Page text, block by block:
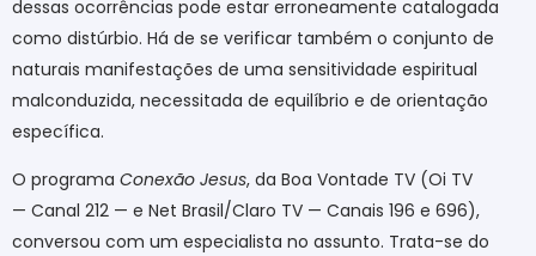
dessas ocorrências pode estar erroneamente catalogada
como distúrbio. Há de se verificar também o conjunto de
naturais manifestações de uma sensitividade espiritual
malconduzida, necessitada de equilíbrio e de orientação
específica.
O programa Conexão Jesus, da Boa Vontade TV (Oi TV
— Canal 212 — e Net Brasil/Claro TV — Canais 196 e 696),
conversou com um especialista no assunto. Trata-se do